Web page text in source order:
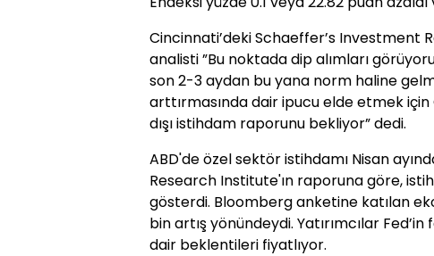
Cincinnati’deki Schaeffer’s Investment
analisti ”Bu noktada dip alımları
son 2-3 aydan bu yana norm haline
arttırmasında dair ipucu elde etmek
dışı istihdam raporunu bekliyor” dedi.
ABD'de özel sektör istihdamı Nisan
Research Institute'ın raporuna göre,
gösterdi. Bloomberg anketine katılan
bin artış yönündeydi. Yatırımcılar
dair beklentileri fiyatlıyor.